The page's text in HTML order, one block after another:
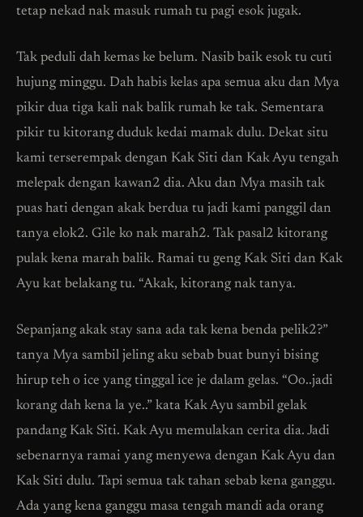
tetap nekad nak masuk rumah tu pagi esok jugak.
Tak peduli dah kemas ke belum. Nasib baik esok tu cuti
hujung minggu. Dah habis kelas apa semua aku dan Mya
pikir dua tiga kali nak balik rumah ke tak. Sementara
pikir tu kitorang duduk kedai mamak dulu. Dekat situ
kami terserempak dengan Kak Siti dan Kak Ayu tengah
melepak dengan kawan2 dia. Aku dan Mya masih tak
puas hati dengan akak berdua tu jadi kami panggil dan
tanya elok2. Gile ko nak marah2. Tak pasal2 kitorang
pulak kena marah balik. Ramai tu geng Kak Siti dan Kak
Ayu kat belakang tu. “Akak, kitorang nak tanya.
Sepanjang akak stay sana ada tak kena benda pelik2?”
tanya Mya sambil jeling aku sebab buat bunyi bising
hirup teh o ice yang tinggal ice je dalam gelas. “Oo..jadi
korang dah kena la ye..” kata Kak Ayu sambil gelak
pandang Kak Siti. Kak Ayu memulakan cerita dia. Jadi
sebenarnya ramai yang menyewa dengan Kak Ayu dan
Kak Siti dulu. Tapi semua tak tahan sebab kena ganggu.
Ada yang kena ganggu masa tengah mandi ada orang